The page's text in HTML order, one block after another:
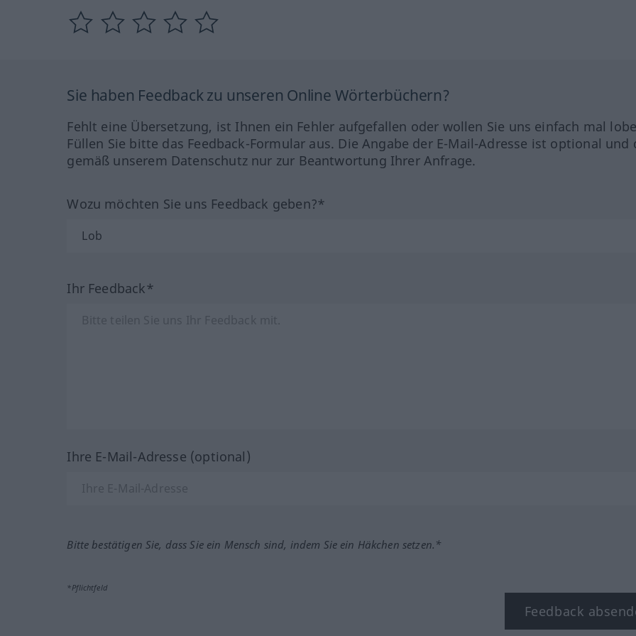
Sie haben Feedback zu unseren Online Wörterbüchern?
Fehlt eine Übersetzung, ist Ihnen ein Fehler aufgefallen oder wollen Sie uns einfach mal
Füllen Sie bitte das Feedback-Formular aus. Die Angabe der E-Mail-Adresse ist optional und
gemäß unserem Datenschutz nur zur Beantwortung Ihrer Anfrage.
Wozu möchten Sie uns Feedback geben?*
Ihr Feedback*
Ihre E-Mail-Adresse (optional)
Bitte bestätigen Sie, dass Sie ein Mensch sind, indem Sie ein Häkchen setzen.*
*Pflichtfeld
Feedback